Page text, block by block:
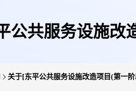
公共服务设施改
关于[东平公共服务设施改造项目(第一